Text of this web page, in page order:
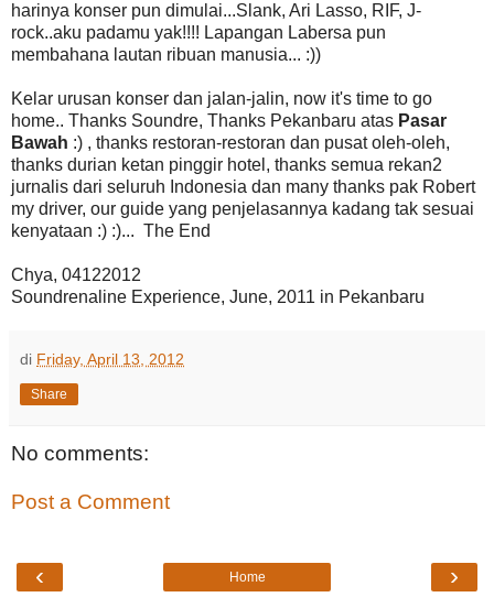
harinya konser pun dimulai...Slank, Ari Lasso, RIF, J-
rock..aku padamu yak!!!! Lapangan Labersa pun
membahana lautan ribuan manusia... :))
Kelar urusan konser dan jalan-jalin, now it's time to go
home.. Thanks Soundre, Thanks Pekanbaru atas Pasar
Bawah :) , thanks restoran-restoran dan pusat oleh-oleh,
thanks durian ketan pinggir hotel, thanks semua rekan2
jurnalis dari seluruh Indonesia dan many thanks pak Robert
my driver, our guide yang penjelasannya kadang tak sesuai
kenyataan :) :)... The End
Chya, 04122012
Soundrenaline Experience, June, 2011 in Pekanbaru
di Friday, April 13, 2012
Share
No comments:
Post a Comment
‹ ›
Home